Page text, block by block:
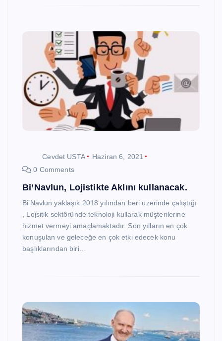
Cevdet USTA
Haziran 6, 2021
0 Comments
Bi’Navlun, Lojistikte Aklını kullanacak.
Bi’Navlun yaklaşık 2018 yılından beri üzerinde çalıştığı
, Lojsitik sektöründe teknoloji kullarak müşterilerine
hizmet vermeyi amaçlamaktadır. Son yılların en çok
konuşulan ve geleceğe en çok etki edecek konu
başlıklarından biri…